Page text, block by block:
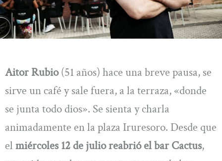
Aitor Rubio(51 años) hace una breve pausa, se
sirve un café y sale fuera, a la terraza, «donde
se junta todo dios». Se sienta y charla
animadamente en la plaza Iruresoro. Desde que
el miércoles 12 de julio reabrió el bar Cactus,